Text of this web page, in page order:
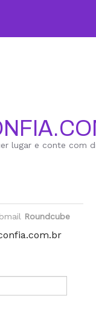
lugar e conte com
Roundcube